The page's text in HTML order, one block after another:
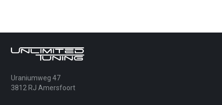
Uraniumweg 47
3812 RJ Amersfoort